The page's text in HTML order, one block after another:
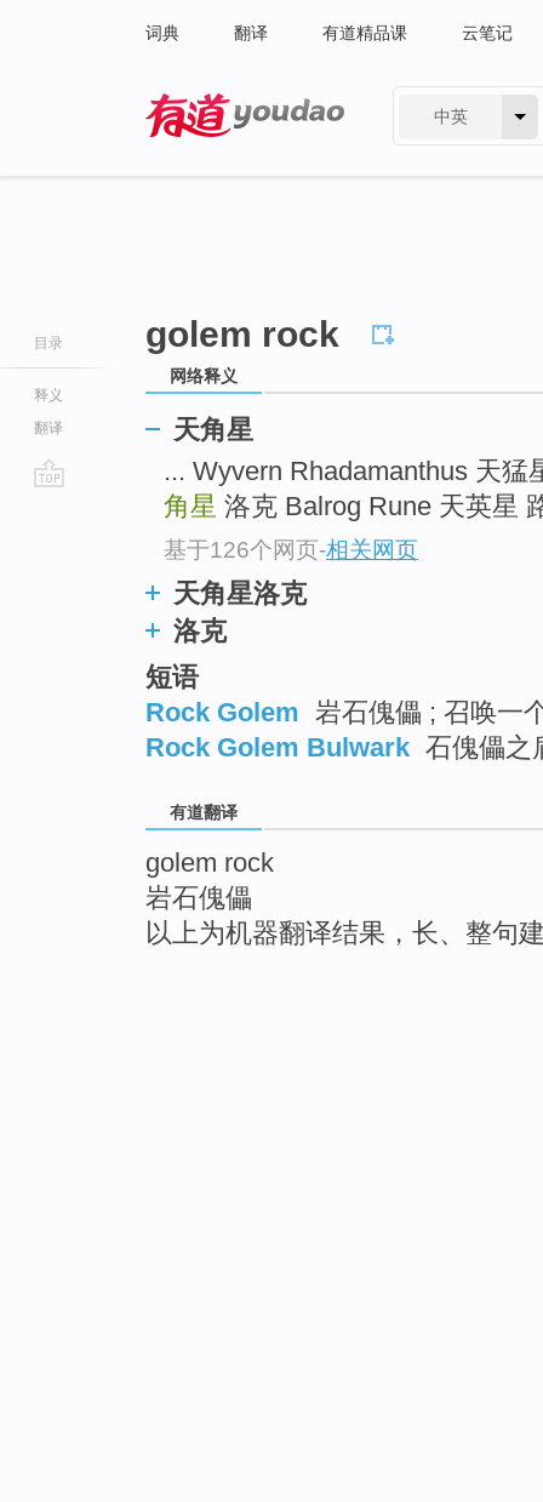
词典 翻译 有道精品课 云笔记
中英
目录
释义
翻译
golem rock
网络释义
天角星
... Wyvern Rhadamanthus 天
角星 洛克 Balrog Rune 天英星
基于126个网页-相关网页
天角星洛克
洛克
短语
Rock Golem 岩石傀儡 ; 召唤一
Rock Golem Bulwark 石傀儡之
有道翻译
golem rock
岩石傀儡
以上为机器翻译结果，长、整句